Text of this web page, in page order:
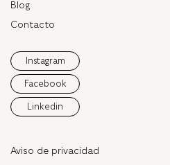
Blog
Contacto
Instagram
Facebook
Linkedin
Aviso de privacidad